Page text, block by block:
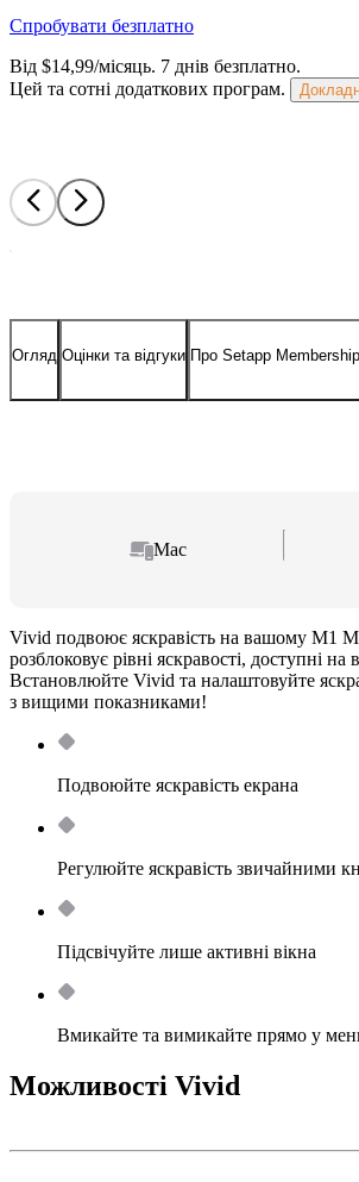
Спробувати безплатно
Від $14,99/місяць. 7 днів безплатно.
Цей та сотні додаткових програм.
Огляд Оцінки та відгуки Про Setapp Membership
Mac
Vivid подвоює яскравість на вашому M1
розблоковує рівні яскравості, доступні
Встановлюйте Vivid та налаштовуйте
з вищими показниками!
Подвоюйте яскравість екрана
Регулюйте яскравість звичайними
Підсвічуйте лише активні вікна
Вмикайте та вимикайте прямо у
Можливості Vivid